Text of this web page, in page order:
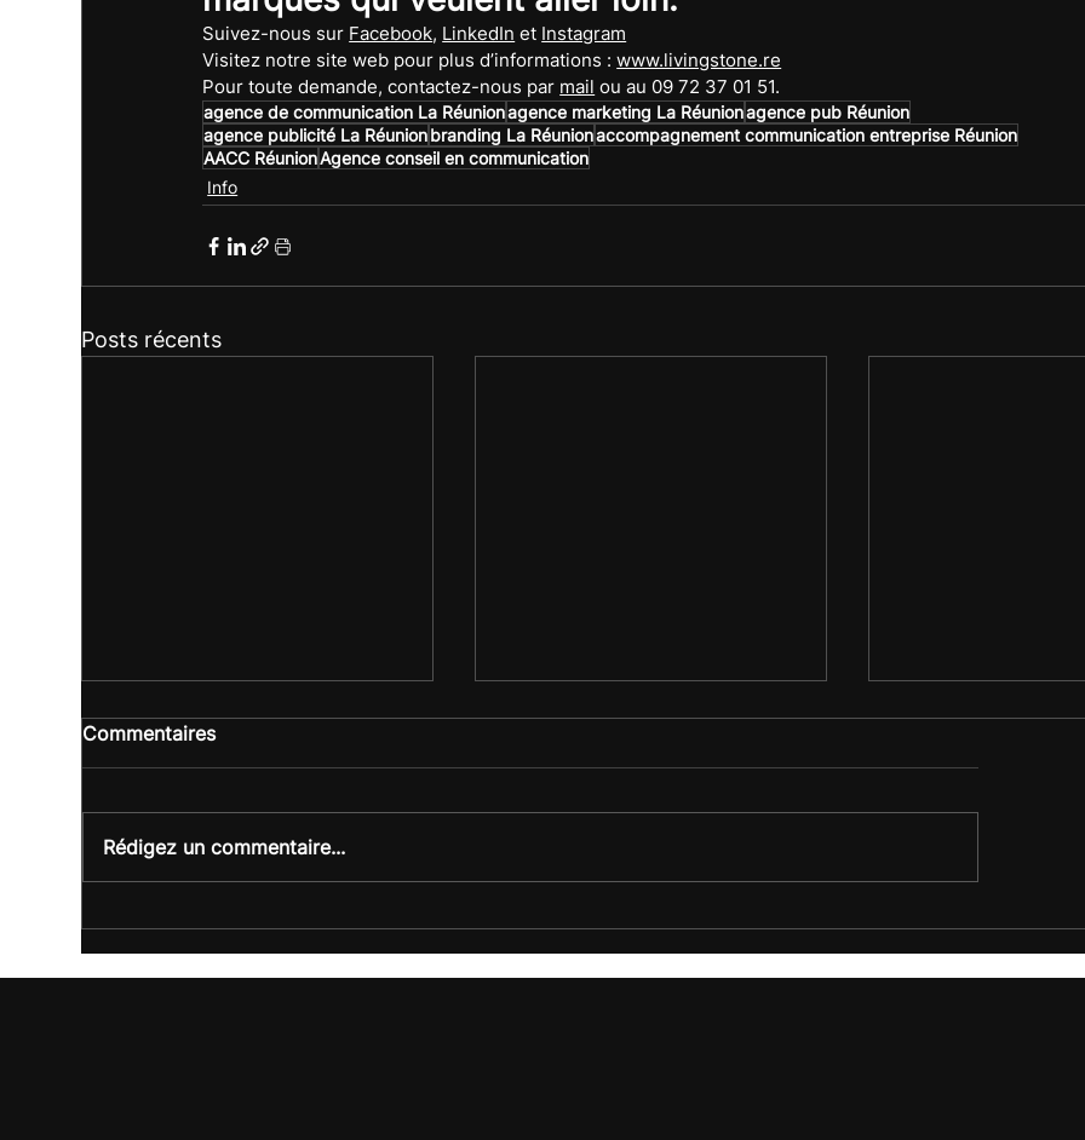
Suivez-nous sur Facebook, LinkedIn et Instagram
Visitez notre site web pour plus d’informations : www.livingstone.re
Pour toute demande, contactez-nous par mail ou au 09 72 37 01 51.
agence de communication La Réunionagence marketing La Réunionagence pub Réunion
agence publicité La Réunionbranding La Réunionaccompagnement communication entreprise Réunion
AACC RéunionAgence conseil en communication
Info
Posts récents
Commentaires
Rédigez un commentaire...